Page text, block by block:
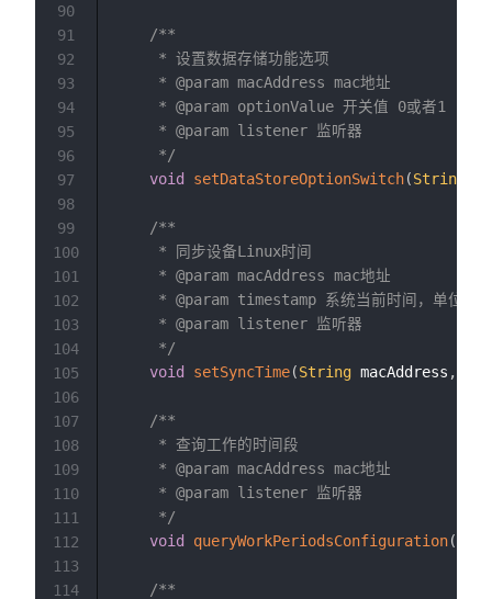
/**
     * 设置数据存储功能选项
     * @param macAddress mac地址
     * @param optionValue 开关值 0或者1
     * @param listener 监听器
     */
void
setDataStoreOptionSwitch(String
/**
     * 同步设备Linux时间
     * @param macAddress mac地址
* @param timestamp 系统当前时间，单位：
     * @param listener 监听器
     */
void
setSyncTime(String macAddress ,
/**
     * 查询工作的时间段
     * @param macAddress mac地址
     * @param listener 监听器
     */
void
queryWorkPeriodsConfiguration(
/**
90
91
92
93
94
95
96
97
98
99
100
101
102
103
104
105
106
107
108
109
110
111
112
113
114